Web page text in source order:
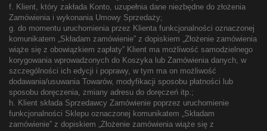
f. Klient, który zakłada Konto, uzupełnia dane niezbędne do złożenia
Zamówienia i wykonania Umowy Sprzedaży;
g. do momentu uruchomienia przez Klienta funkcjonalności oznaczonej
komunikatem „Składam zamówienie” z dopiskiem „Złożenie zamówienia
wiąże się z obowiązkiem zapłaty” Klient ma możliwość samodzielnego
korygowania wprowadzonych do Koszyka lub Zamówienia danych, w
szczególności ich edycji i poprawy, w tym ma on możliwość
dodawania/usuwania Towarów, modyfikacji sposobu płatności lub
sposobu doręczenia, zmiany adresu do doręczeń itp.;
h. Klient składa Sprzedawcy Zamówienie poprzez uruchomienie
funkcjonalności Sklepu oznaczonej komunikatem „Składam
zamówienie” z dopiskiem „Złożenie zamówienia wiąże się z